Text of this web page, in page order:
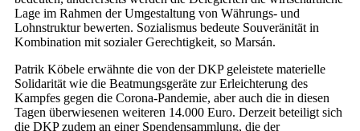
Lage im Rahmen der Umgestaltung von Währungs- und
Lohnstruktur bewerten. Sozialismus bedeute Souveränität in
Kombination mit sozialer Gerechtigkeit, so Marsán.
Patrik Köbele erwähnte die von der DKP geleistete materielle
Solidarität wie die Beatmungsgeräte zur Erleichterung des
Kampfes gegen die Corona-Pandemie, aber auch die in diesen
Tagen überwiesenen weiteren 14.000 Euro. Derzeit beteiligt sich
die DKP zudem an einer Spendensammlung, die der